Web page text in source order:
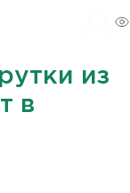
из
в